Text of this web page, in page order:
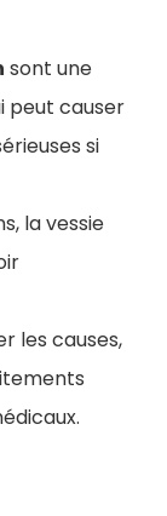
sont une
peut causer
si
la vessie
les causes,